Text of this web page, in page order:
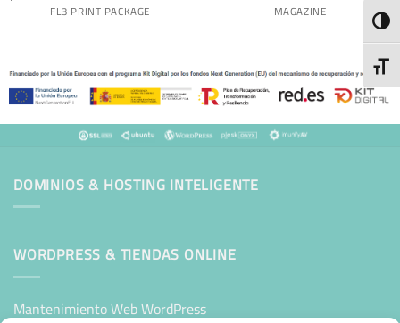
FL3 PRINT PACKAGE MAGAZINE
DOMINIOS & HOSTING INTELIGENTE
WORDPRESS & TIENDAS ONLINE
Mantenimiento Web WordPress